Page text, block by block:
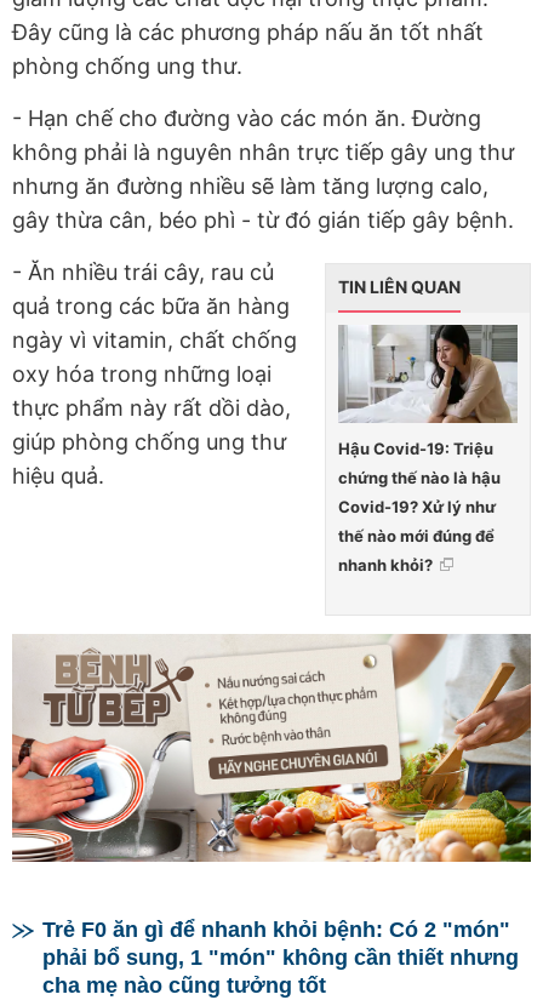
Đây cũng là các phương pháp nấu ăn tốt nhất
phòng chống ung thư.
- Hạn chế cho đường vào các món ăn. Đường
không phải là nguyên nhân trực tiếp gây ung thư
nhưng ăn đường nhiều sẽ làm tăng lượng calo,
gây thừa cân, béo phì - từ đó gián tiếp gây bệnh.
TIN LIÊN QUAN
Hậu Covid-19: Triệu
chứng thế nào là hậu
Covid-19? Xử lý như
thế nào mới đúng để
nhanh khỏi?
- Ăn nhiều trái cây, rau củ
quả trong các bữa ăn hàng
ngày vì vitamin, chất chống
oxy hóa trong những loại
thực phẩm này rất dồi dào,
giúp phòng chống ung thư
hiệu quả.
Trẻ F0 ăn gì để nhanh khỏi bệnh: Có 2 "món"
phải bổ sung, 1 "món" không cần thiết nhưng
cha mẹ nào cũng tưởng tốt